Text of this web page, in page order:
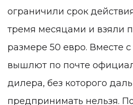
ограничили срок
тремя месяцами и взяли
размере 50 евро. Вместе с
вышлют по почте
дилера, без которого
предпринимать нельзя.